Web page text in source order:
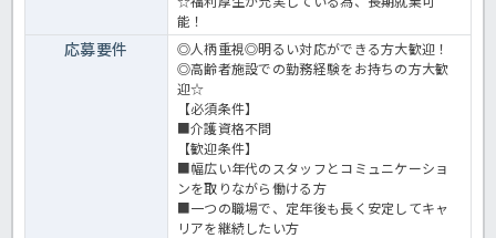
能！
応募要件
◎人柄重視◎明るい対応ができる方大歓迎！
◎高齢者施設での勤務経験をお持ちの方大歓
迎☆
【必須条件】
■介護資格不問
【歓迎条件】
■幅広い年代のスタッフとコミュニケーショ
ンを取りながら働ける方
■一つの職場で、定年後も長く安定してキャ
リアを継続したい方